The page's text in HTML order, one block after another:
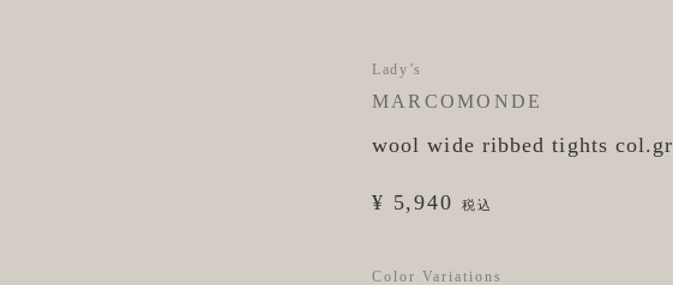
Lady’s
MARCOMONDE
wool wide ribbed tights
¥ 5,940 税込
Color Variations